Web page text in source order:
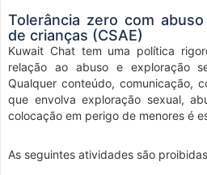
Tolerância zero com
de crianças (CSAE)
Kuwait Chat tem uma política
relação ao abuso e exploração
Qualquer conteúdo, comunicação,
que envolva exploração sexual,
colocação em perigo de menores é
As seguintes atividades são